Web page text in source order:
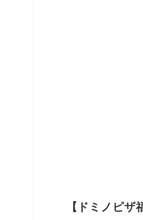
【ドミノピザ